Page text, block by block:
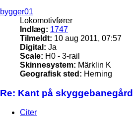
bygger01
Lokomotivfører
Indlæg: 1747
Tilmeldt: 10 aug 2011, 07:57
Digital: Ja
Scale: H0 - 3-rail
Skinnesystem: Märklin K
Geografisk sted: Herning
Re: Kant på skyggebanegård
Citer